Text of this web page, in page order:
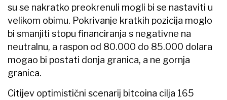
su se nakratko preokrenuli mogli bi se nastaviti u
velikom obimu. Pokrivanje kratkih pozicija moglo
bi smanjiti stopu financiranja s negativne na
neutralnu, a raspon od 80.000 do 85.000 dolara
mogao bi postati donja granica, a ne gornja
granica.
Citijev optimistični scenarij bitcoina cilja 165